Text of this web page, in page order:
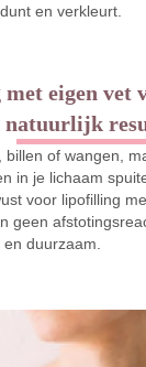
en verkleurt.
eigen vet
natuurlijk
billen of wangen,
in je lichaam
voor lipofilling
geen
duurzaam.